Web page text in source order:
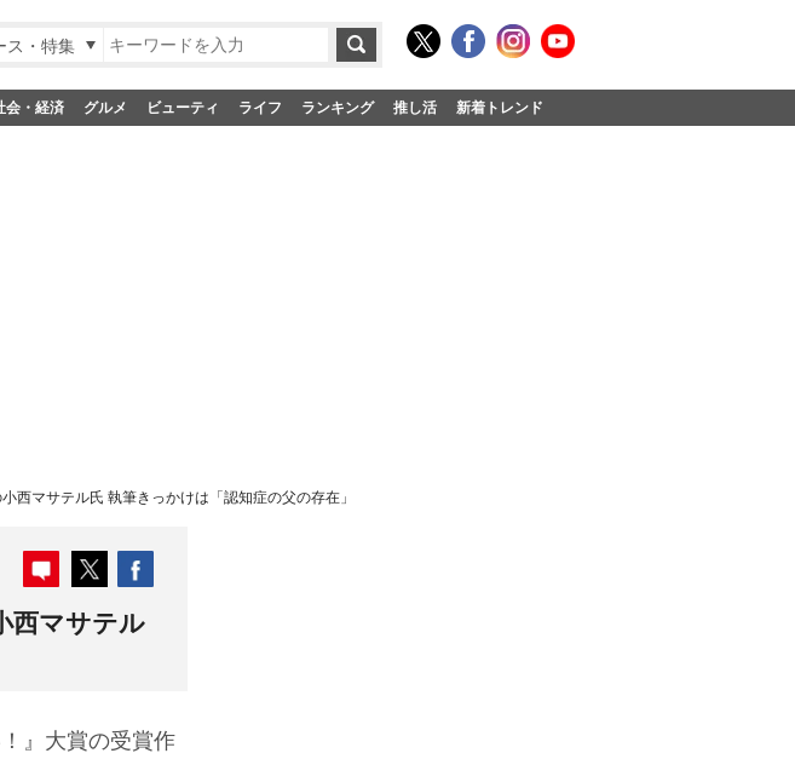
ス・特集
会・経済 グルメ ビューティ ライフ ランキング 推し活 新着トレンド
西マサテル氏 執筆きっかけは「認知症の父の存在」
西マサテル
』大賞の受賞作